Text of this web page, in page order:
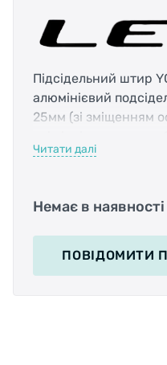
Підсідельний штир
алюмінієвий
25мм (зі зміщенням
одноболтовому
Читати далі
Немає в наявності
ПОВІДОМИТИ